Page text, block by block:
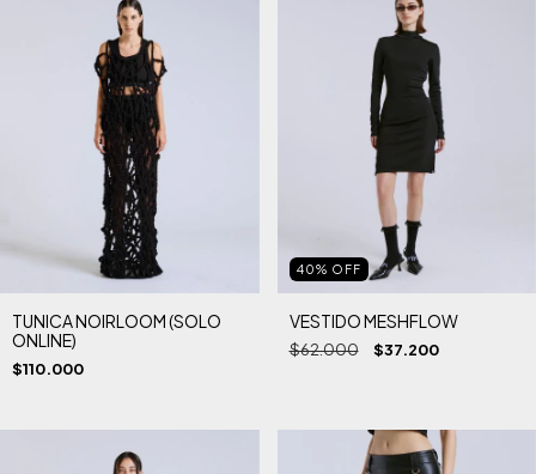
TUNICA NOIRLOOM (SOLO
ONLINE)
$110.000
40% OFF
VESTIDO MESHFLOW
$62.000 $37.200